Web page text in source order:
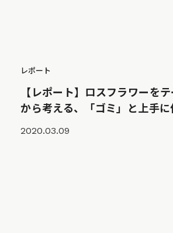
レポート
【レポート】ロスフラワーを
から考える、「ゴミ」と上手
2020.03.09